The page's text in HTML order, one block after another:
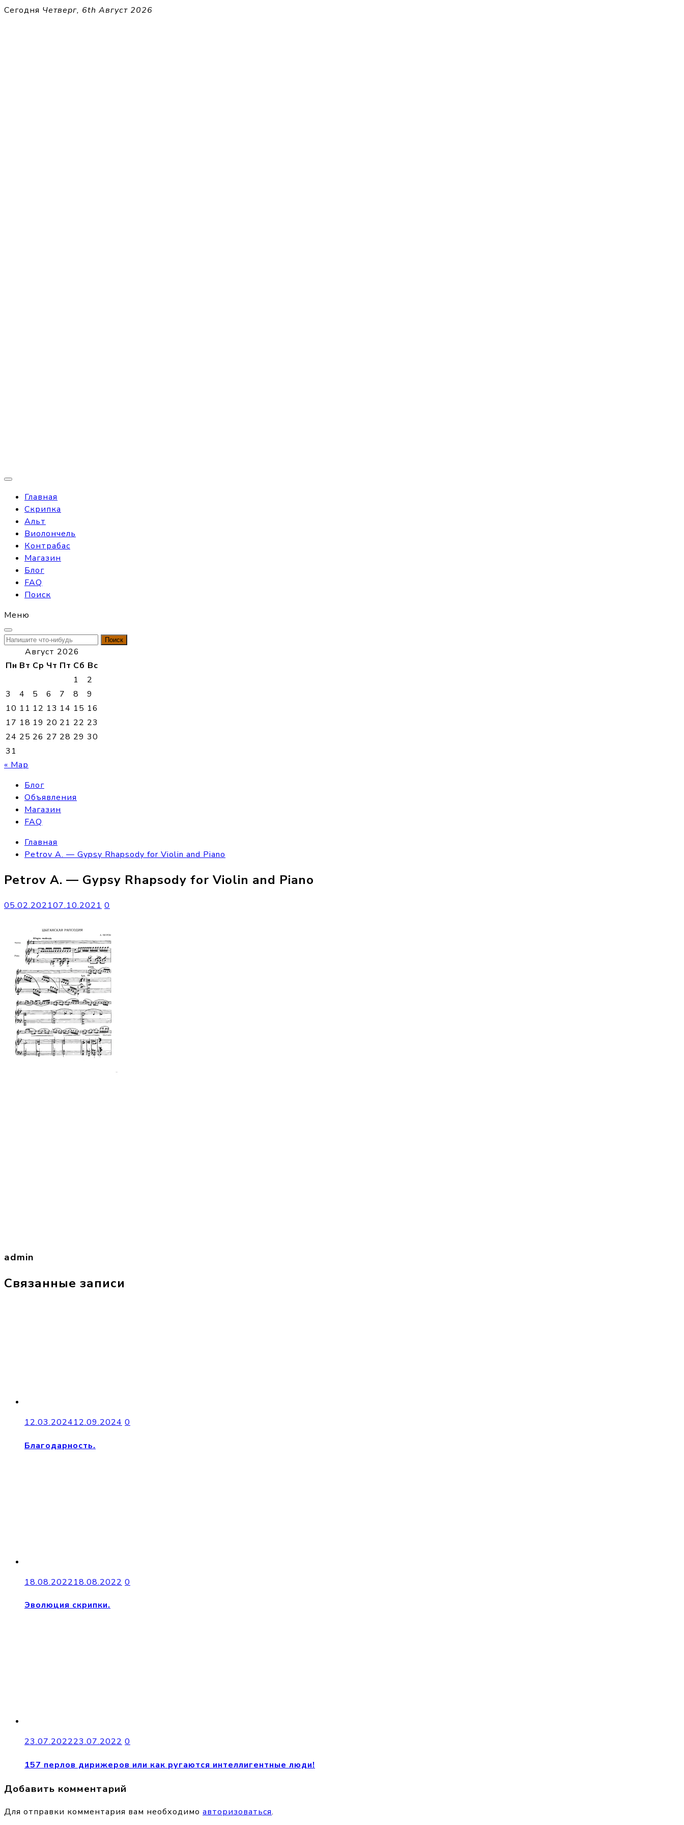
Перейти
Сегодня Четверг, 6th Август 2026
Главная
Скрипка
Альт
Виолончель
Контрабас
Магазин
Блог
FAQ
Поиск
Меню
Найти:
Август 2026
Пн Вт Ср Чт Пт Сб Вс
1
2
3
4 5 6 7 8
9
10 11 12 13 14 15 16
17 18 19 20 21 22 23
24 25 26 27 28 29 30
31
« Мар
Блог
Объявления
Магазин
FAQ
Главная
Petrov A. — Gypsy Rhapsody for Violin and Piano
Petrov A. — Gypsy Rhapsody for Violin and Piano
05.02.202107.10.2021 0
admin
Связанные записи
12.03.202412.09.2024 0
Благодарность.
18.08.202218.08.2022 0
Эволюция скрипки.
23.07.202223.07.2022 0
157 перлов дирижеров или как ругаются интеллигентные люди!
Добавить комментарий
Для отправки комментария вам необходимо авторизоваться.